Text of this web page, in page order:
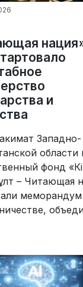
и
Западно-
области
фонд
– Читающая